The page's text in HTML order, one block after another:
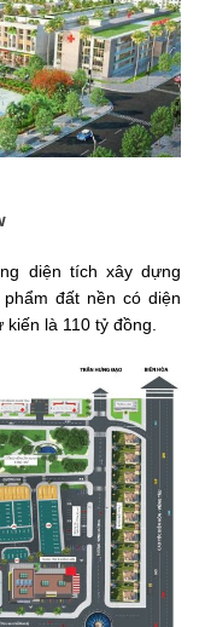
diện tích xây dựng
đất nền có diện
là 110 tỷ đồng.